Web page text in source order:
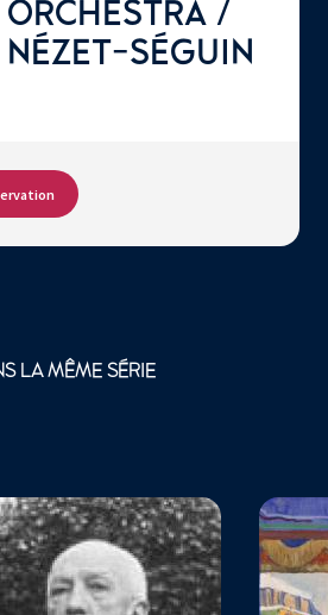
/
SÉGUIN
LA MÊME SÉRIE